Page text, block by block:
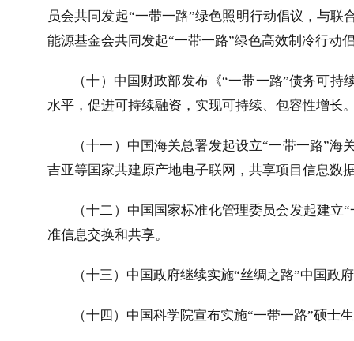
员会共同发起“一带一路”绿色照明行动倡议，与
能源基金会共同发起“一带一路”绿色高效制冷行动
（十）中国财政部发布《“一带一路”债务可
水平，促进可持续融资，实现可持续、包容性增长
（十一）中国海关总署发起设立“一带一路”
吉亚等国家共建原产地电子联网，共享项目信息数
（十二）中国国家标准化管理委员会发起建
准信息交换和共享。
（十三）中国政府继续实施“丝绸之路”中国
（十四）中国科学院宣布实施“一带一路”硕士